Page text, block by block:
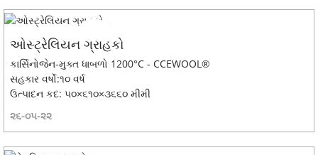
ઓસ્ટ્રેલિયન ગ્રાહકો
કાર્સિનોજેન-મુક્ત ધાબળો 1200°C - CCEWOOL®
સહકાર વર્ષો:૧૦ વર્ષ
ઉત્પાદન કદ: ૫૦×૬૧૦×૩૬૬૦ મીમી
૨૬-૦૫-૨૨